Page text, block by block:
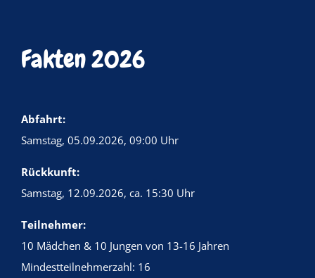
Fakten 2026
Abfahrt:
Samstag, 05.09.2026, 09:00 Uhr
Rückkunft:
Samstag, 12.09.2026, ca. 15:30 Uhr
Teilnehmer:
10 Mädchen & 10 Jungen von 13-16 Jahren
Mindestteilnehmerzahl: 16